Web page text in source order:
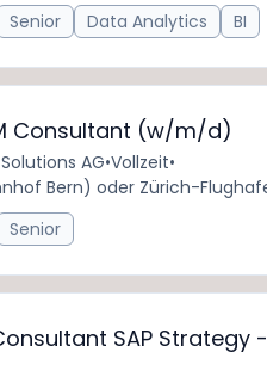
Senior Data Analytics BI
Consultant (w/m/d)
AG•Vollzeit•
Bern) oder Zürich-
Senior
SAP Strategy -